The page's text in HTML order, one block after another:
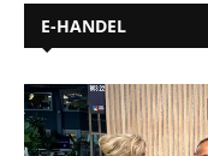
E-HANDEL